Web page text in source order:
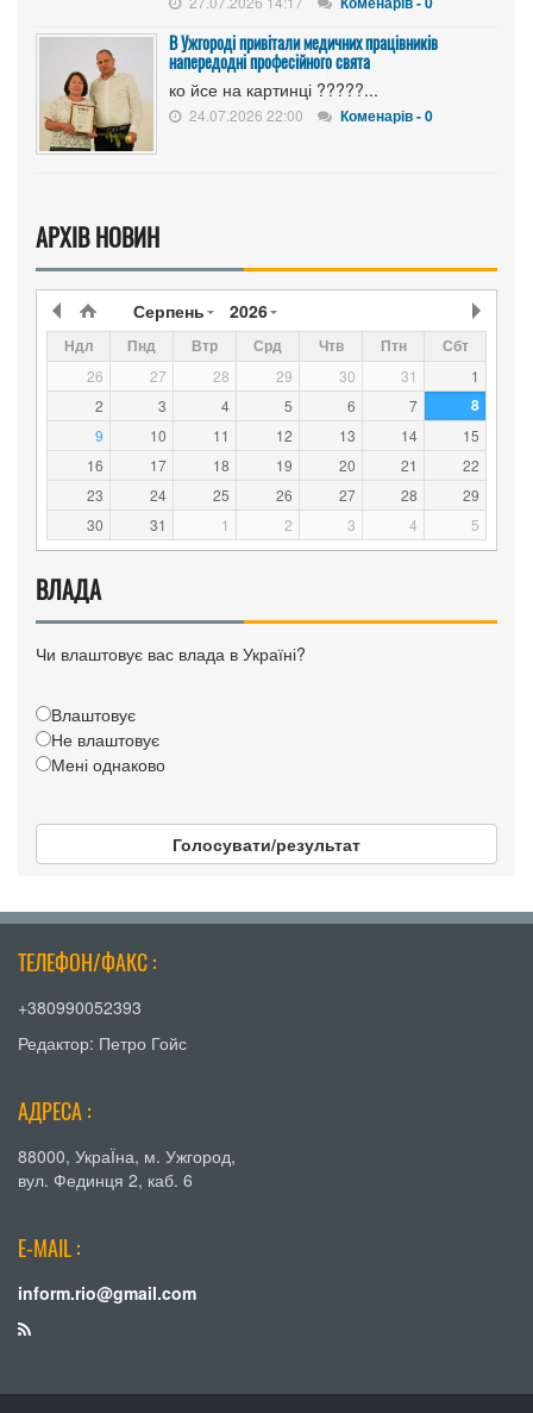
В Ужгороді привітали медичних працівників
напередодні професійного свята
ко йсе на картинці ?????...
24.07.2026 22:00 Коменарів - 0
АРХІВ НОВИН
Серпень 2026
Ндл Пнд Втр Срд Чтв Птн Сбт
26 27 28 29 30 31
1
2
3 4 5 6 7 8
9 10 11 12 13 14
15
16
17 18 19 20 21
22
23
24 25 26 27 28
29
30
31 1 2 3 4 5
ВЛАДА
Чи влаштовує вас влада в Україні?
Влаштовує
Не влаштовує
Мені однаково
Голосувати/результат
ТЕЛЕФОН/ФАКС :
+380990052393
Редактор: Петро Гойс
АДРЕСА :
88000, УкраЇна, м. Ужгород,
вул. Фединця 2, каб. 6
E-MAIL :
inform.rio@gmail.com